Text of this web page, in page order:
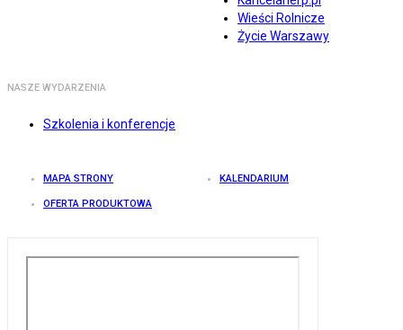
Wieści Rolnicze
Życie Warszawy
NASZE WYDARZENIA
Szkolenia i konferencje
MAPA STRONY KALENDARIUM
OFERTA PRODUKTOWA